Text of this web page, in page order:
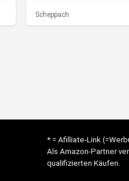
ung 2500-
10000min
Scheppach
* = Afilliate-Link
Als Amazon-Partner
qualifizierten Käufen.